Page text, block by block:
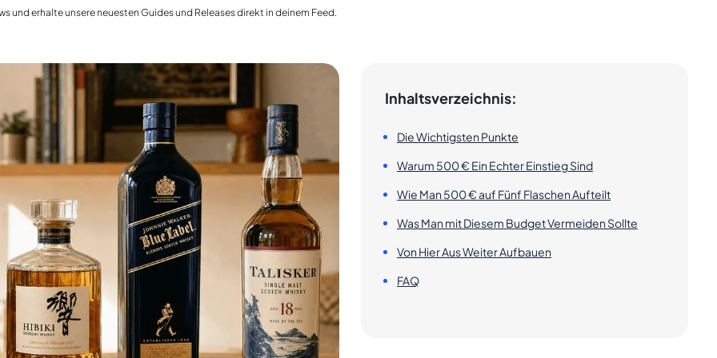
Taiwan
Korea
Amerika & Karibik
Vereinigte Staaten
Kanada
Mexiko
Jamaika
Barbados
und erhalte unsere neuesten Guides und Releases direkt in deinem Feed.
Inhaltsverzeichnis:
Die Wichtigsten Punkte
Warum 500 € Ein Echter Einstieg Sind
Wie Man 500 € auf Fünf Flaschen Aufteilt
Was Man mit Diesem Budget Vermeiden Sollte
Von Hier Aus Weiter Aufbauen
FAQ